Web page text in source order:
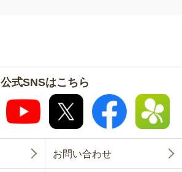
公式SNSはこちら
お問い合わせ